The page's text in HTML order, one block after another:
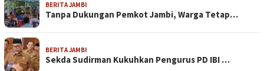
BERITA JAMBI
Tanpa Dukungan Pemkot Jambi, Warga Tetap…
BERITA JAMBI
Sekda Sudirman Kukuhkan Pengurus PD IBI …